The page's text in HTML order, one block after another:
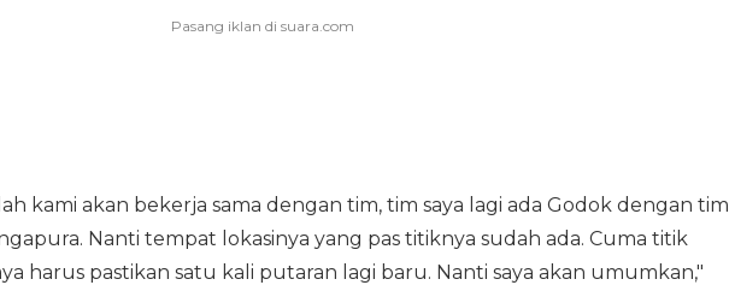
kami akan bekerja sama dengan tim, tim saya lagi ada Godok dengan tim
Nanti tempat lokasinya yang pas titiknya sudah ada. Cuma titik
harus pastikan satu kali putaran lagi baru. Nanti saya akan umumkan,"